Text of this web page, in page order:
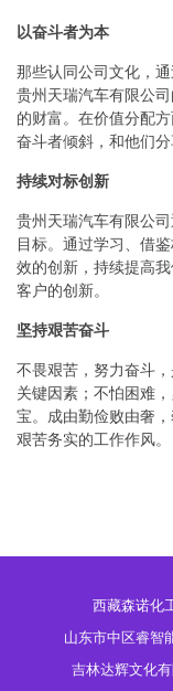
以奋斗者为本
那些认同公司文化，
贵州天瑞汽车有限公
的财富。在价值分配
奋斗者倾斜，和他们
持续对标创新
贵州天瑞汽车有限公
目标。通过学习、借
效的创新，持续提高
客户的创新。
坚持艰苦奋斗
不畏艰苦，努力奋斗
关键因素；不怕困难
宝。成由勤俭败由奢
艰苦务实的工作作风。
西藏森诺化
山东市中区睿智
吉林达辉文化有